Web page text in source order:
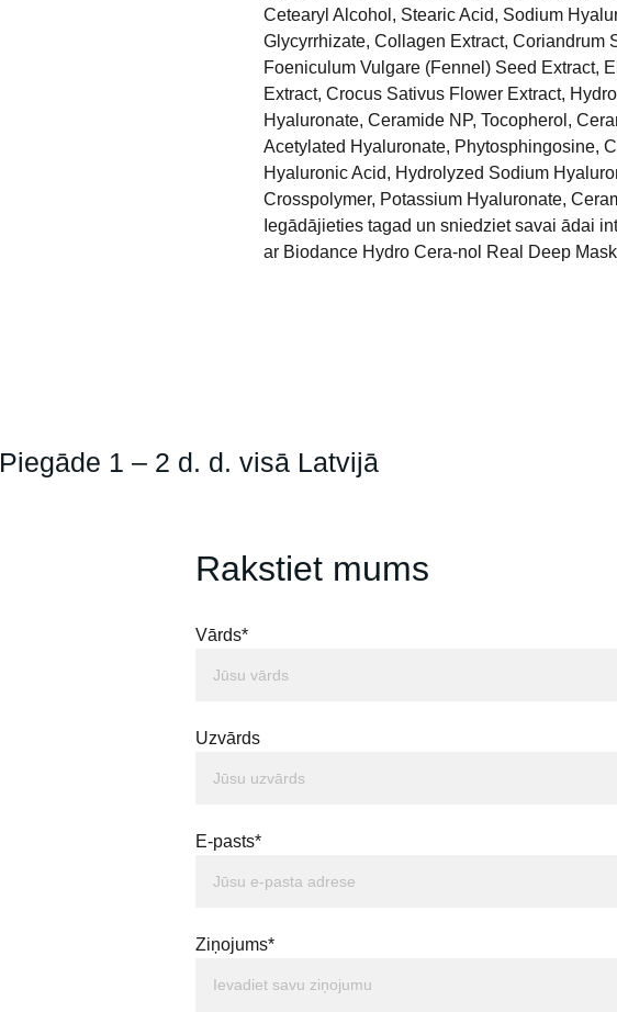
Cetearyl Alcohol, Stearic Acid, Sodium
Glycyrrhizate, Collagen Extract, Coriandrum
Foeniculum Vulgare (Fennel) Seed Extract,
Extract, Crocus Sativus Flower Extract,
Hyaluronate, Ceramide NP, Tocopherol,
Acetylated Hyaluronate, Phytosphingosine,
Hyaluronic Acid, Hydrolyzed Sodium
Crosspolymer, Potassium Hyaluronate,
Iegādājieties tagad un sniedziet savai ādai
ar Biodance Hydro Cera-nol Real Deep
Rakstiet mums
Vārds*
Uzvārds
E-pasts*
Ziņojums*
Piegāde 1 – 2 d. d. visā Latvijā